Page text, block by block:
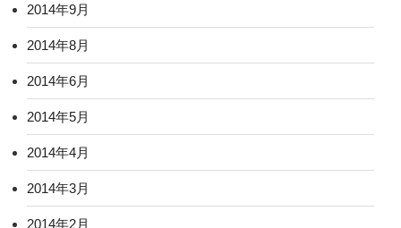
2014年9月
2014年8月
2014年6月
2014年5月
2014年4月
2014年3月
2014年2月